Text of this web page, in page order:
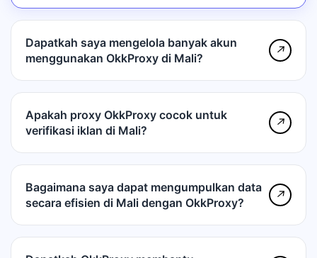
Dapatkah saya mengelola banyak akun
menggunakan OkkProxy di Mali?
↗
Apakah proxy OkkProxy cocok untuk
verifikasi iklan di Mali?
↗
Bagaimana saya dapat mengumpulkan data
secara efisien di Mali dengan OkkProxy?
↗